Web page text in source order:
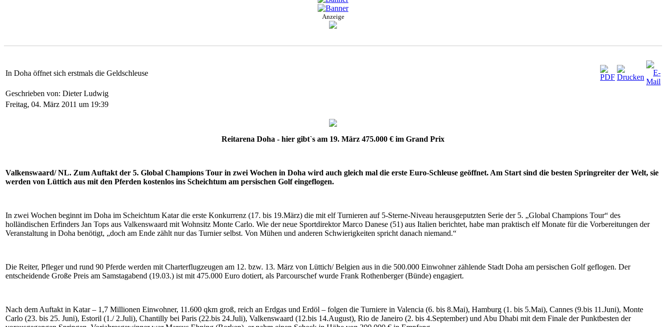
Anzeige
In Doha öffnet sich erstmals die Geldschleuse
Geschrieben von: Dieter Ludwig
Freitag, 04. März 2011 um 19:39
Reitarena Doha - hier gibt`s am 19. März 475.000 € im Grand Prix
Valkenswaard/ NL. Zum Auftakt der 5. Global Champions Tour in zwei Wochen in Doha wird auch gleich mal die erste Euro-Schleuse geöffnet. Am Start sind die besten Springreiter der Welt, sie
werden von Lüttich aus mit den Pferden kostenlos ins Scheichtum am persischen Golf eingeflogen.
In zwei Wochen beginnt im Doha im Scheichtum Katar die erste Konkurrenz (17. bis 19.März) die mit elf Turnieren auf 5-Sterne-Niveau herausgeputzten Serie der 5. „Global Champions Tour“ des
holländischen Erfinders Jan Tops aus Valkenswaard mit Wohnsitz Monte Carlo. Wie der neue Sportdirektor Marco Danese (51) aus Italien berichtet, habe man praktisch elf Monate für die Vorbereitungen der
Veranstaltung in Doha benötigt, „doch am Ende zählt nur das Turnier selbst. Von Mühen und anderen Schwierigkeiten spricht danach niemand.“
Die Reiter, Pfleger und rund 90 Pferde werden mit Charterflugzeugen am 12. bzw. 13. März von Lüttich/ Belgien aus in die 500.000 Einwohner zählende Stadt Doha am persischen Golf geflogen. Der
entscheidende Große Preis am Samstagabend (19.03.) ist mit 475.000 Euro dotiert, als Parcourschef wurde Frank Rothenberger (Bünde) engagiert.
Nach dem Auftakt in Katar – 1,7 Millionen Einwohner, 11.600 qkm groß, reich an Erdgas und Erdöl – folgen die Turniere in Valencia (6. bis 8.Mai), Hamburg (1. bis 5.Mai), Cannes (9.bis 11.Juni), Monte
Carlo (23. bis 25. Juni), Estoril (1./ 2.Juli), Chantilly bei Paris (22.bis 24.Juli), Valkenswaard (12.bis 14.August), Rio de Janeiro (2. bis 4.September) und Abu Dhabi mit dem Finale der Punktbesten der